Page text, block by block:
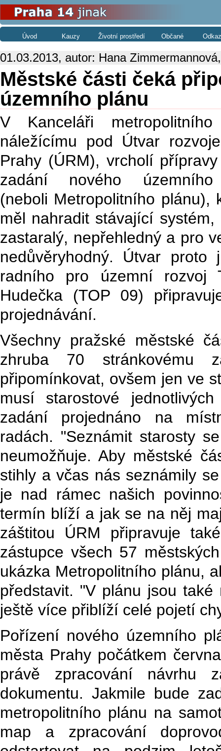
Úvod Kauzy Životní prostředí Občané
01.03.2013, autor: Hana
Městské části čeká
územního plánu
V Kanceláři
náležícímu pod Útvar
Prahy (ÚRM), vrcholí
zadání nového
(neboli Metropolitního plánu),
měl nahradit stávající systém,
zastaralý, nepřehledný a pro
nedůvěryhodný. Útvar proto
radního pro územní rozvoj
Hudečka (TOP 09)
projednávání.
Všechny pražské městské
zhruba 70 stránkovému
připomínkovat, ovšem jen ve
musí starostové
zadání projednáno na
radách. "Seznámit starosty
neumožňuje. Aby městské
stihly a včas nás seznámily
je nad rámec našich
termín blíží a jak se na něj
záštitou ÚRM připravuje
zástupce všech 57
ukázka Metropolitního plánu,
představit. "V plánu jsou
ještě více přiblíží celé pojetí
Pořízení nového územního
města Prahy počátkem
právě zpracování návrhu
dokumentu. Jakmile bude
metropolitního plánu na
map a zpracování